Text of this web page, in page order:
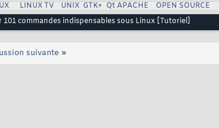
LINUX TV UNIX GTK+ Qt APACHE
OPEN SOURCE
commandes indispensables sous Linux [Tutoriel]
suivante »